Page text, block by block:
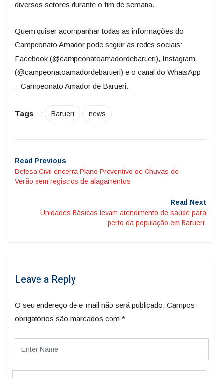
diversos setores durante o fim de semana.
Quem quiser acompanhar todas as informações do
Campeonato Amador pode seguir as redes sociais:
Facebook (@campeonatoamadordebarueri), Instagram
(@campeonatoamadordebarueri) e o canal do WhatsApp
– Campeonato Amador de Barueri.
Tags : Barueri news
Read Previous
Defesa Civil encerra Plano Preventivo de Chuvas de
Verão sem registros de alagamentos
Read Next
Unidades Básicas levam atendimento de saúde para
perto da população em Barueri
Leave a Reply
O seu endereço de e-mail não será publicado. Campos
obrigatórios são marcados com *